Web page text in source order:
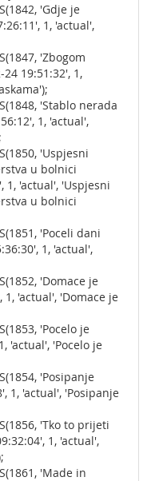
'Gdje je
1, 'actual',
'Zbogom
19:51:32', 1,
'Stablo nerada
1, 'actual',
'Uspjesni
u bolnici
1, 'actual', 'Uspjesni
u bolnici
'Poceli dani
1, 'actual',
'Domace je
1, 'actual', 'Domace je
'Pocelo je
'actual', 'Pocelo je
'Posipanje
1, 'actual', 'Posipanje
'Tko to prijeti
1, 'actual',
'Made in